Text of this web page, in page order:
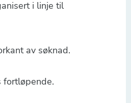
i linje til
av søknad.
fortløpende.